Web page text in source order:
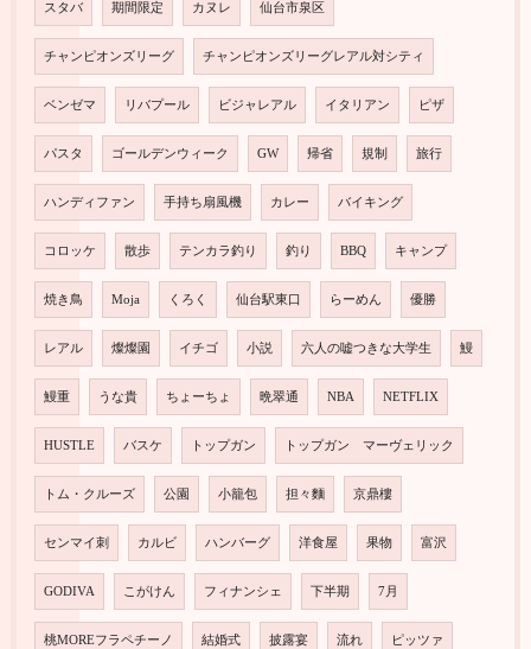
スタバ 期間限定 カヌレ 仙台市泉区
チャンピオンズリーグ チャンピオンズリーグレアル対シティ
ベンゼマ リバプール ビジャレアル イタリアン ピザ
パスタ ゴールデンウィーク GW 帰省 規制 旅行
ハンディファン 手持ち扇風機 カレー バイキング
コロッケ 散歩 テンカラ釣り 釣り BBQ キャンプ
焼き鳥 Moja くろく 仙台駅東口 らーめん 優勝
レアル 燦燦園 イチゴ 小説 六人の嘘つきな大学生 鰻
鰻重 うな貴 ちょーちょ 晩翠通 NBA NETFLIX
HUSTLE バスケ トップガン トップガン マーヴェリック
トム・クルーズ 公園 小籠包 担々麵 京鼎樓
センマイ刺 カルビ ハンバーグ 洋食屋 果物 富沢
GODIVA こがけん フィナンシェ 下半期 7月
桃MOREフラペチーノ 結婚式 披露宴 流れ ピッツァ